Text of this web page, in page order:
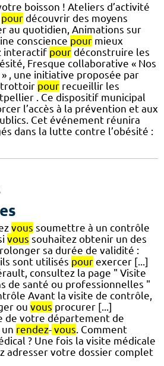
boisson ! Ateliers d’activité
pour découvrir des moyens
au quotidien, Animations sur
conscience pour mieux
interactif pour déconstruire les
Fresque collaborative « Nos
» , une initiative proposée par
trottoir pour recueillir les
. Ce dispositif municipal
l’accès à la prévention et aux
Cet événement réunira
dans la lutte contre l’obésité :
vous soumettre à un contrôle
vous souhaitez obtenir un des
sa durée de validité :
sont utilisés pour exercer [...]
consultez la page " Visite
de santé ou professionnelles "
Avant la visite de contrôle,
ou vous procurer [...]
de votre département de
rendez- vous. Comment
? Une fois la visite médicale
adresser votre dossier complet